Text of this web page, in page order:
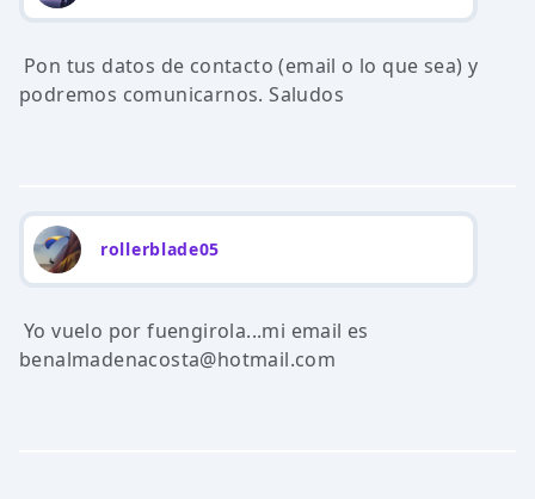
Pon tus datos de contacto (email o lo que sea) y
podremos comunicarnos. Saludos
rollerblade05
Yo vuelo por fuengirola...mi email es
benalmadenacosta@hotmail.com